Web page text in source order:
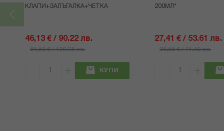
КЛАПИ+ЗАЛЪГАЛКА+ЧЕТКА
46,13 € / 90.22 лв.
61,50 € / 120.28 лв.
КУПИ
200МЛ*
27,41 € / 53.61 лв.
36,55 € / 71.49 лв.